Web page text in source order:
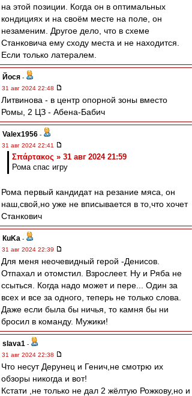
на этой позиции. Когда он в оптимальных
кондициях и на своём месте на поле, он
незаменим. Другое дело, что в схеме
Станковича ему сходу места и не находится.
Если только латералем.
Йося -
31 авг 2024 22:48
Литвинова - в центр опорной зоны вместо
Ромы, 2 ЦЗ - Абена-Бабич
Valex1956 -
31 авг 2024 22:41
Σπάρτακος » 31 авг 2024 21:59
Рома спас игру
Рома первый кандидат на резание мяса, он
наш,свой,но уже не вписывается в то,что хочет
Станкович
КuKa -
31 авг 2024 22:39
Для меня неочевидный герой -Денисов.
Отпахал и отомстил. Взрослеет. Ну и Ряба не
ссыться. Когда надо может и пере... Один за
всех и все за одного, теперь не только слова.
Даже если была бы ничья, то камня бы ни
бросил в команду. Мужики!
slava1 -
31 авг 2024 22:38
Что несут Дерунец и Генич,не смотрю их
обзоры никогда и вот!
Кстати ,не только не дал 2 жёлтую Рожкову,но и